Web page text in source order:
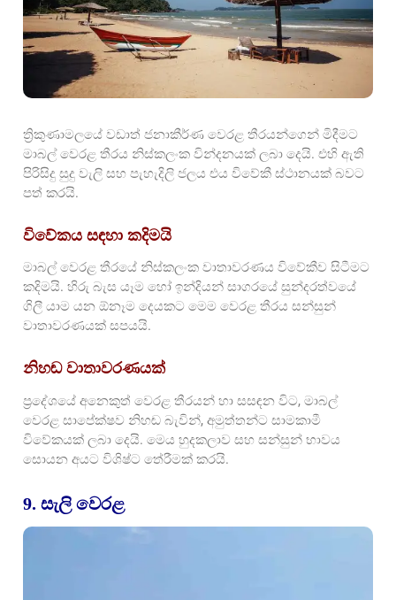
ත්‍රිකුණාමලයේ වඩාත් ජනාකීර්ණ වෙරළ තීරයන්ගෙන් මිදීමට
මාබල් වෙරළ තීරය නිස්කලංක වින්දනයක් ලබා දෙයි. එහි ඇති
පිරිසිදු සුදු වැලි සහ පැහැදිලි ජලය එය විවේකී ස්ථානයක් බවට
පත් කරයි.
විවේකය සඳහා කදිමයි
මාබල් වෙරළ තීරයේ නිස්කලංක වාතාවරණය විවේකීව සිටීමට
කදිමයි. හිරු බැස යෑම හෝ ඉන්දියන් සාගරයේ සුන්දරත්වයේ
ගිලී යාම යන ඕනෑම දෙයකට මෙම වෙරළ තීරය සන්සුන්
වාතාවරණයක් සපයයි.
නිහඬ වාතාවරණයක්
ප්‍රදේශයේ අනෙකුත් වෙරළ තීරයන් හා සසඳන විට, මාබල්
වෙරළ සාපේක්ෂව නිහඬ බැවින්, අමුත්තන්ට සාමකාමී
විවේකයක් ලබා දෙයි. මෙය හුදකලාව සහ සන්සුන් භාවය
සොයන අයට විශිෂ්ට තේරීමක් කරයි.
9. සැලි වෙරළ